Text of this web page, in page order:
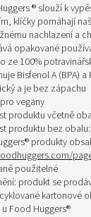
® slouží k
klíčky pomáhají
nachlazení a
opakované
ze 100%
Bisfenol A (BPA)
a je bez zápachu
vegany
produktu včetně
produktu bez
produkty
použitelné
produkt se
kartonové
Food Huggers®